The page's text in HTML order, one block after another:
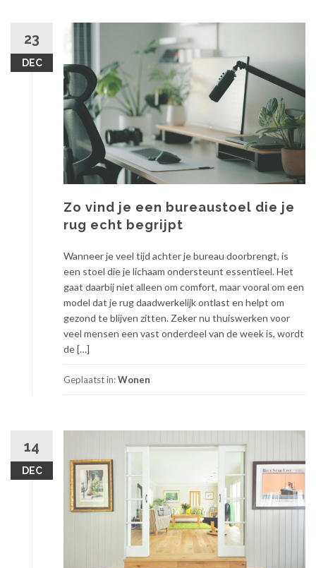
23
DEC
Zo vind je een bureaustoel die je
rug echt begrijpt
Wanneer je veel tijd achter je bureau doorbrengt, is
een stoel die je lichaam ondersteunt essentieel. Het
gaat daarbij niet alleen om comfort, maar vooral om een
model dat je rug daadwerkelijk ontlast en helpt om
gezond te blijven zitten. Zeker nu thuiswerken voor
veel mensen een vast onderdeel van de week is, wordt
de […]
Geplaatst in:Wonen
14
DEC